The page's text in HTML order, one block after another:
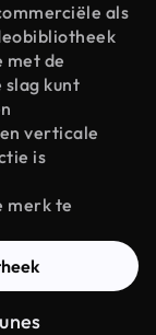
als
met de
slag kunt
verticale
is
merk te